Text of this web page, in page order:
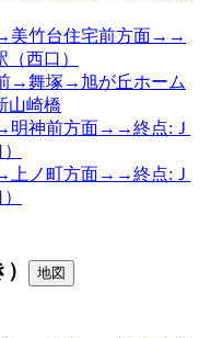
美竹台住宅前方面→→
西口）
→舞塚→旭が丘ホーム
崎橋
明神前方面→→終点:Ｊ
上ノ町方面→→終点:Ｊ
地図